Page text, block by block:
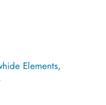
Elements,